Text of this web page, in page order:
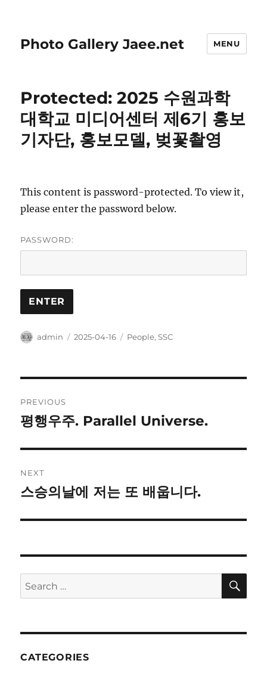
Photo Gallery Jaee.net MENU
Protected: 2025 수원과학
대학교 미디어센터 제6기 홍보
기자단, 홍보모델, 벚꽃촬영
This content is password-protected. To view it,
please enter the password below.
PASSWORD:
Author
admin
Posted
2025-04-16 Categories
People,SSC
navigation
PREVIOUS
Previous
평행우주. Parallel Universe.
NEXT
Next
스승의날에 저는 또 배웁니다.
Search
for:
CATEGORIES